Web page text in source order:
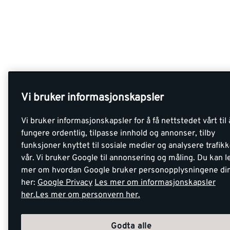
Vi bruker informasjonskapsler
Vi bruker informasjonskapsler for å få nettstedet vårt til
fungere ordentlig, tilpasse innhold og annonser, tilby
funksjoner knyttet til sosiale medier og analysere
vår. Vi bruker Google til annonsering og måling. Du kan
mer om hvordan Google bruker personopplysningene
her: Google Privacy Les mer om informasjonskapsler
her.Les mer om personvern her.
Godta alle